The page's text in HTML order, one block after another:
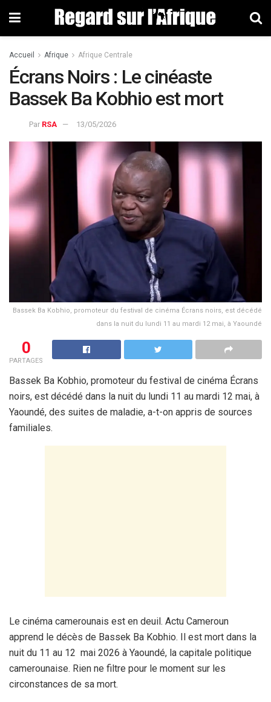
Accueil Afrique Afrique Centrale
Écrans Noirs : Le cinéaste
Bassek Ba Kobhio est mort
Par RSA 13/05/2026
Bassek Ba Kobhio, promoteur du festival de cinéma Écrans noirs, est décédé
dans la nuit du lundi 11 au mardi 12 mai, à Yaoundé
0
PARTAGES
Bassek Ba Kobhio, promoteur du festival de cinéma Écrans
noirs, est décédé dans la nuit du lundi 11 au mardi 12 mai, à
Yaoundé, des suites de maladie, a-t-on appris de sources
familiales.
Le cinéma camerounais est en deuil. Actu Cameroun
apprend le décès de Bassek Ba Kobhio. Il est mort dans la
nuit du 11 au 12 mai 2026 à Yaoundé, la capitale politique
camerounaise. Rien ne filtre pour le moment sur les
circonstances de sa mort.